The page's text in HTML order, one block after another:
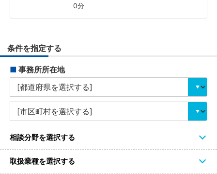
0分
条件を指定する
■ 事務所所在地
相談分野を選択する
取扱業種を選択する